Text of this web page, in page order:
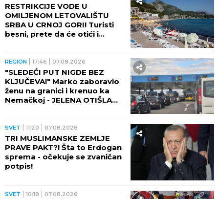
RESTRIKCIJE VODE U
OMILJENOM LETOVALIŠTU
SRBA U CRNOJ GORI! Turisti
besni, prete da će otići i
REGION 17:46 07.08.2026
"SLEDEĆI PUT NIGDE BEZ
KLJUČEVA!" Marko zaboravio
ženu na granici i krenuo ka
Nemačkoj - JELENA OTIŠLA
SVET 11:20 07.08.2026
TRI MUSLIMANSKE ZEMLJE
PRAVE PAKT?! Šta to Erdogan
sprema - očekuje se zvaničan
potpis!
SVET 10:18 07.08.2026